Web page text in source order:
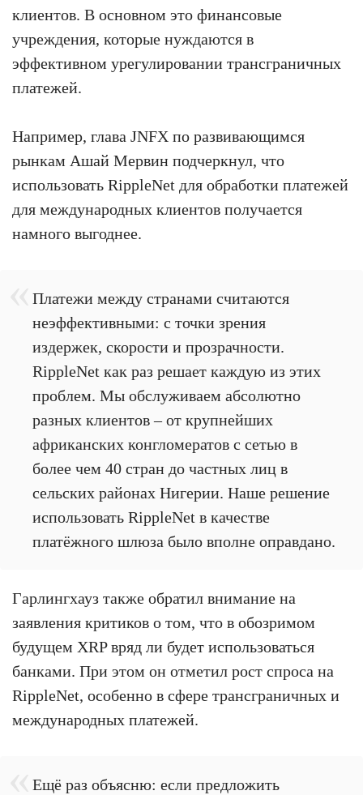
клиентов. В основном это финансовые
учреждения, которые нуждаются в
эффективном урегулировании трансграничных
платежей.
Например, глава JNFX по развивающимся
рынкам Ашай Мервин подчеркнул, что
использовать RippleNet для обработки платежей
для международных клиентов получается
намного выгоднее.
Платежи между странами считаются
неэффективными: с точки зрения
издержек, скорости и прозрачности.
RippleNet как раз решает каждую из этих
проблем. Мы обслуживаем абсолютно
разных клиентов – от крупнейших
африканских конгломератов с сетью в
более чем 40 стран до частных лиц в
сельских районах Нигерии. Наше решение
использовать RippleNet в качестве
платёжного шлюза было вполне оправдано.
Гарлингхауз также обратил внимание на
заявления критиков о том, что в обозримом
будущем XRP вряд ли будет использоваться
банками. При этом он отметил рост спроса на
RippleNet, особенно в сфере трансграничных и
международных платежей.
Ещё раз объясню: если предложить